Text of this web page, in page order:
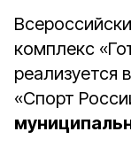
комплекс
реализуется
«Спорт